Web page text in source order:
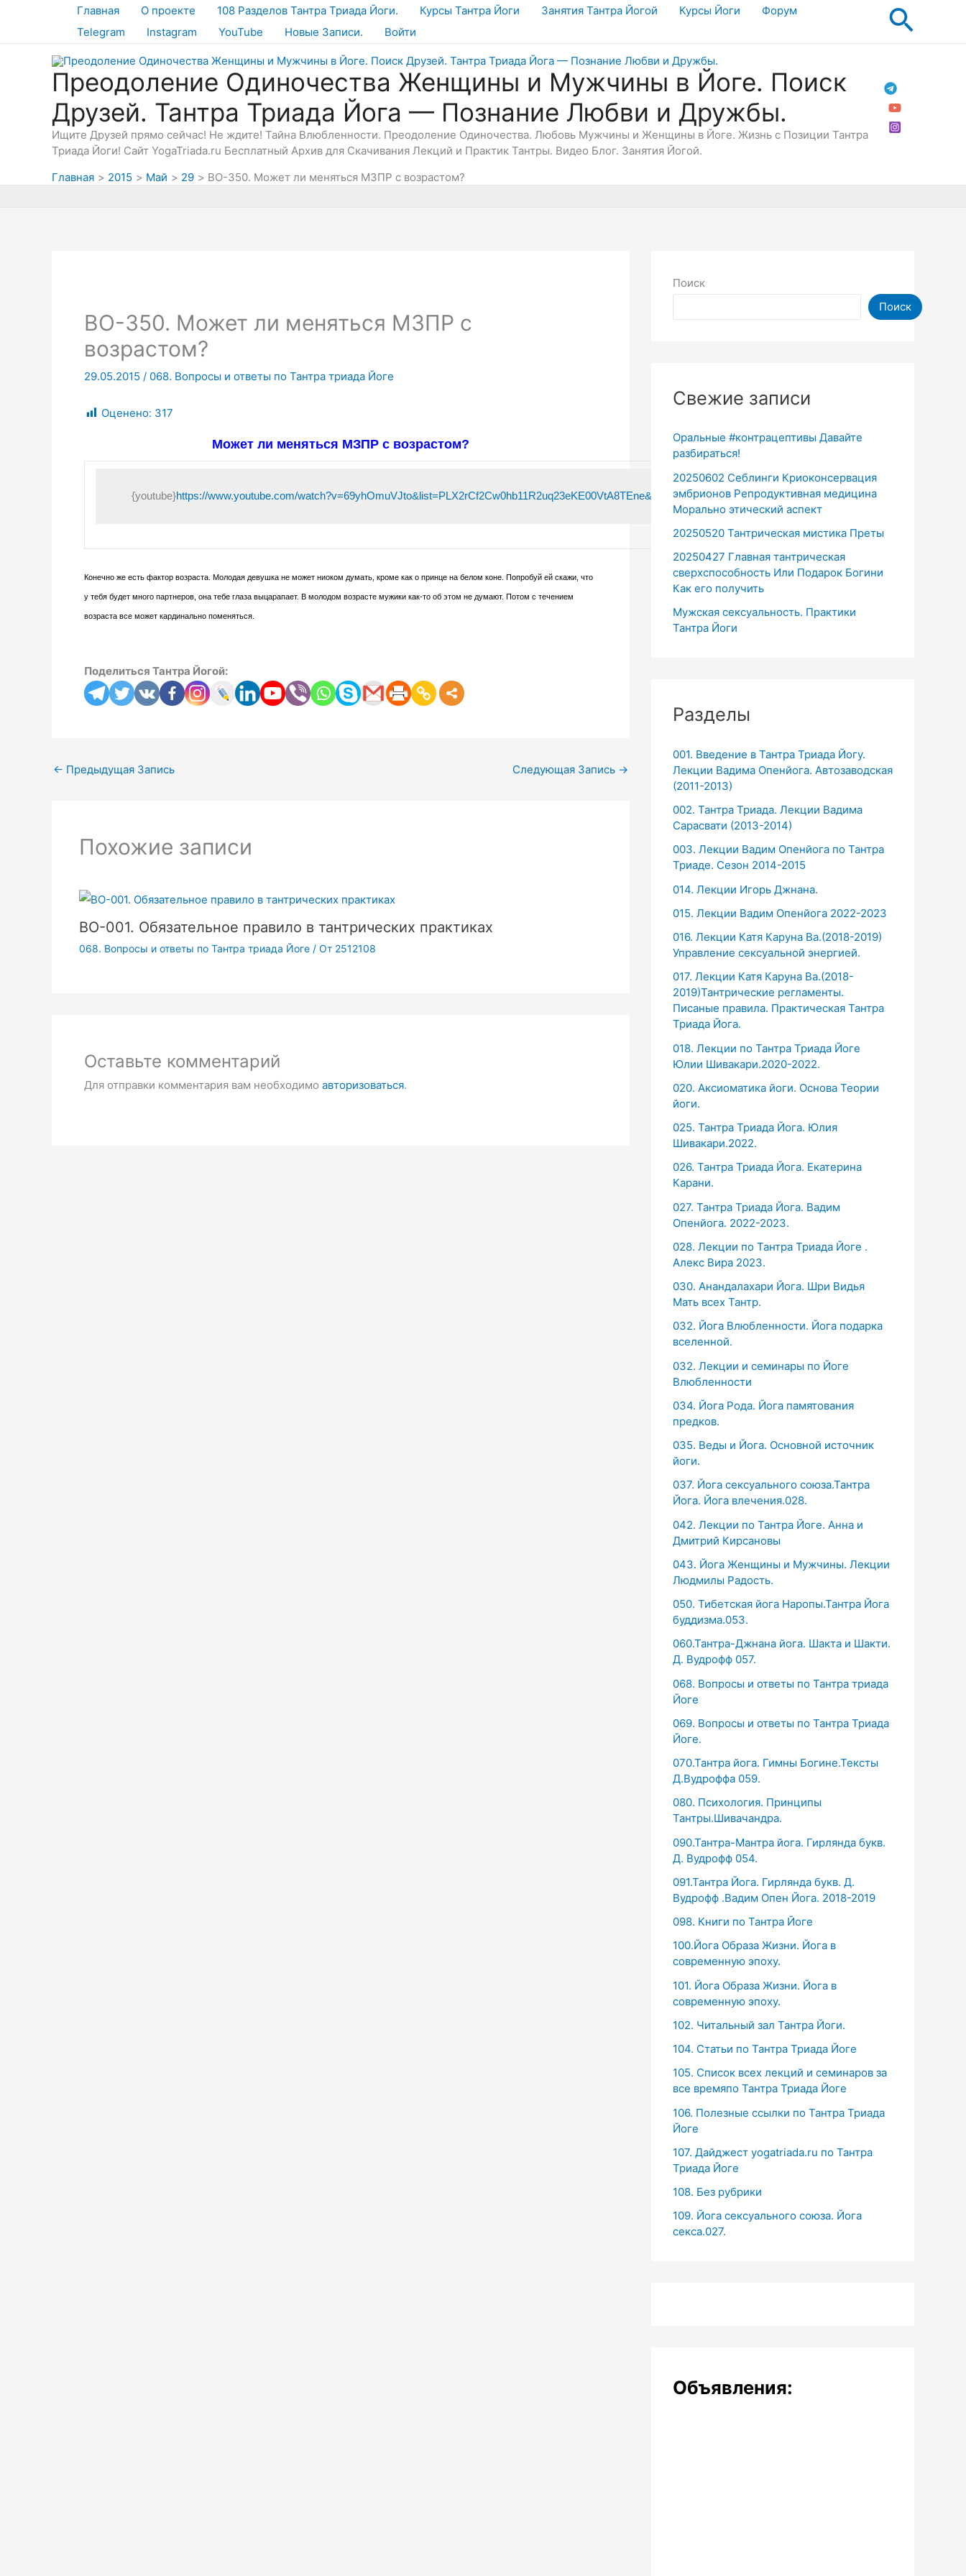
Главная О проекте 108 Разделов Тантра Триада Йоги. Курсы Тантра Йоги Занятия Тантра Йогой Курсы Йоги
Форум
Telegram
Instagram YouTube Новые Записи. Войти
Преодоление Одиночества Женщины и Мужчины в Йоге. Поиск
Друзей. Тантра Триада Йога — Познание Любви и Дружбы.
Ищите Друзей прямо сейчас! Не ждите! Тайна Влюбленности. Преодоление Одиночества. Любовь Мужчины и Женщины в Йоге. Жизнь с Позиции Тантра
Триада Йоги! Сайт YogaTriada.ru Бесплатный Архив для Скачивания Лекций и Практик Тантры. Видео Блог. Занятия Йогой.
Главная
2015 Май 29 ВО-350. Может ли меняться МЗПР с возрастом?
ВО-350. Может ли меняться МЗПР с
возрастом?
29.05.2015 / 068. Вопросы и ответы по Тантра триада Йоге
Оценено: 317
Может ли меняться МЗПР с возрастом?
{youtube}https://www.youtube.com/watch?v=69yhOmuVJto&list=PLX2rCf2Cw0hb11R2uq23eKE00VtA8TEne&index=4{/youtube}
Конечно же есть фактор возраста. Молодая девушка не может ниоком думать, кроме как о принце на белом коне. Попробуй ей скажи, что
у тебя будет много партнеров, она тебе глаза выцарапает. В молодом возрасте мужики как-то об этом не думают. Потом с течением
возраста все может кардинально поменяться.
Поделиться Тантра Йогой:
← Предыдущая Запись Следующая Запись →
Похожие записи
ВО-001. Обязательное правило в тантрических практиках
068. Вопросы и ответы по Тантра триада Йоге/ От 2512108
Оставьте комментарий
Для отправки комментария вам необходимо авторизоваться.
Поиск
Поиск
Свежие записи
Оральные #контрацептивы Давайте
разбираться!
20250602 Себлинги Криоконсервация
эмбрионов Репродуктивная медицина
Морально этический аспект
20250520 Тантрическая мистика Преты
20250427 Главная тантрическая
сверхспособность Или Подарок Богини
Как его получить
Мужская сексуальность. Практики
Тантра Йоги
Разделы
001. Введение в Тантра Триада Йогу.
Лекции Вадима Опенйога. Автозаводская
(2011-2013)
002. Тантра Триада. Лекции Вадима
Сарасвати (2013-2014)
003. Лекции Вадим Опенйога по Тантра
Триаде. Сезон 2014-2015
014. Лекции Игорь Джнана.
015. Лекции Вадим Опенйога 2022-2023
016. Лекции Катя Каруна Ва.(2018-2019)
Управление сексуальной энергией.
017. Лекции Катя Каруна Ва.(2018-
2019)Тантрические регламенты.
Писаные правила. Практическая Тантра
Триада Йога.
018. Лекции по Тантра Триада Йоге
Юлии Шивакари.2020-2022.
020. Аксиоматика йоги. Основа Теории
йоги.
025. Тантра Триада Йога. Юлия
Шивакари.2022.
026. Тантра Триада Йога. Екатерина
Карани.
027. Тантра Триада Йога. Вадим
Опенйога. 2022-2023.
028. Лекции по Тантра Триада Йоге .
Алекс Вира 2023.
030. Анандалахари Йога. Шри Видья
Мать всех Тантр.
032. Йога Влюбленности. Йога подарка
вселенной.
032. Лекции и семинары по Йоге
Влюбленности
034. Йога Рода. Йога памятования
предков.
035. Веды и Йога. Основной источник
йоги.
037. Йога сексуального союза.Тантра
Йога. Йога влечения.028.
042. Лекции по Тантра Йоге. Анна и
Дмитрий Кирсановы
043. Йога Женщины и Мужчины. Лекции
Людмилы Радость.
050. Тибетская йога Наропы.Тантра Йога
буддизма.053.
060.Тантра-Джнана йога. Шакта и Шакти.
Д. Вудрофф 057.
068. Вопросы и ответы по Тантра триада
Йоге
069. Вопросы и ответы по Тантра Триада
Йоге.
070.Тантра йога. Гимны Богине.Тексты
Д.Вудроффа 059.
080. Психология. Принципы
Тантры.Шивачандра.
090.Тантра-Мантра йога. Гирлянда букв.
Д. Вудрофф 054.
091.Тантра Йога. Гирлянда букв. Д.
Вудрофф .Вадим Опен Йога. 2018-2019
098. Книги по Тантра Йоге
100.Йога Образа Жизни. Йога в
современную эпоху.
101. Йога Образа Жизни. Йога в
современную эпоху.
102. Читальный зал Тантра Йоги.
104. Статьи по Тантра Триада Йоге
105. Список всех лекций и семинаров за
все времяпо Тантра Триада Йоге
106. Полезные ссылки по Тантра Триада
Йоге
107. Дайджест yogatriada.ru по Тантра
Триада Йоге
108. Без рубрики
109. Йога сексуального союза. Йога
секса.027.
Объявления: